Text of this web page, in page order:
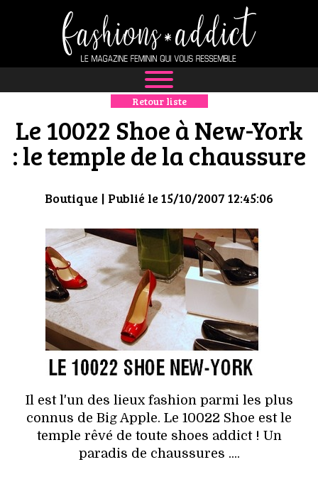
NEWS
MODE
BOUTIQUE
CULTURE
HIGH TECH
MAISON
AUTO
LIEUX TENDANCES
BEAUTÉ
Retour liste
Le 10022 Shoe à New-York
: le temple de la chaussure
Boutique | Publié le 15/10/2007 12:45:06
Il est l'un des lieux fashion parmi les plus
connus de Big Apple. Le 10022 Shoe est le
temple rêvé de toute shoes addict ! Un
paradis de chaussures ....